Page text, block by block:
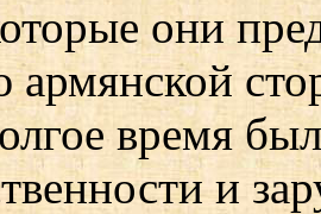
они
армянской
время
и